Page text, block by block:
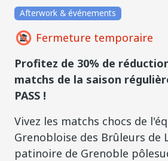
Afterwork & événements
Fermeture temporaire
Profitez de 30% de
matchs de la saison
PASS !
Vivez les matchs chocs de
Grenobloise des Brûleurs de
patinoire de Grenoble